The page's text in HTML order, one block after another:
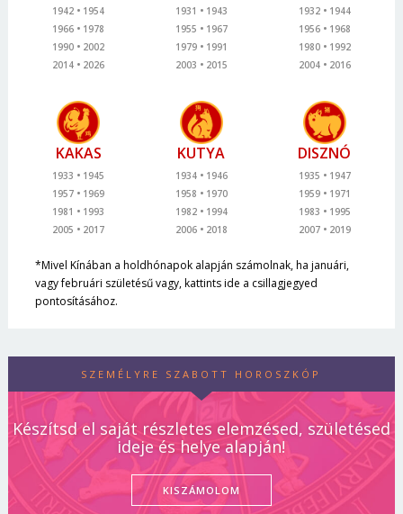
1942
1954
1966
1978
1990
2002
2014
2026
1931
1943
1955
1967
1979
1991
2003
2015
1932
1944
1956
1968
1980
1992
2004
2016
KAKAS
1933
1945
1957
1969
1981
1993
2005
2017
KUTYA
1934
1946
1958
1970
1982
1994
2006
2018
DISZNÓ
1935
1947
1959
1971
1983
1995
2007
2019
*Mivel Kínában a holdhónapok alapján számolnak, ha januári,
vagy februári születésű vagy, kattints ide a csillagjegyed
pontosításához.
SZEMÉLYRE SZABOTT HOROSZKÓP
Készítsd el saját részletes elemzésed, születésed
ideje és helye alapján!
KISZÁMOLOM